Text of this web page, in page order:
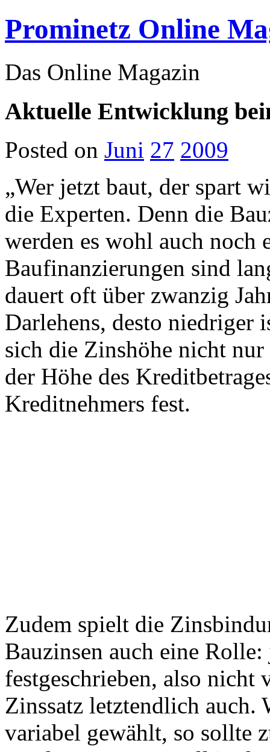
Prominetz Online
Das Online Magazin
Aktuelle Entwicklung
Posted on Juni 27 2009
„Wer jetzt baut, der spart
die Experten. Denn die
werden es wohl auch noch
Baufinanzierungen sind
dauert oft über zwanzig
Darlehens, desto niedriger
sich die Zinshöhe nicht
der Höhe des
Kreditnehmers fest.
Zudem spielt die
Bauzinsen auch eine
festgeschrieben, also nicht
Zinssatz letztendlich auch.
variabel gewählt, so sollte